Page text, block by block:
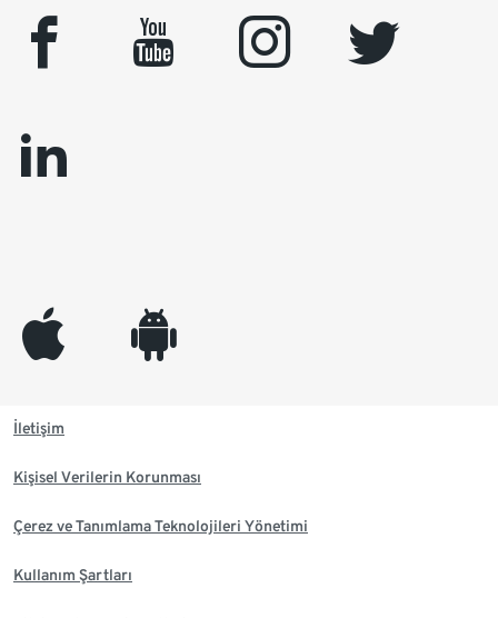
facebook youtube instagram
twitter
linkedin
appleinc android
İletişim
Kişisel Verilerin Korunması
Çerez ve Tanımlama Teknolojileri Yönetimi
Kullanım Şartları